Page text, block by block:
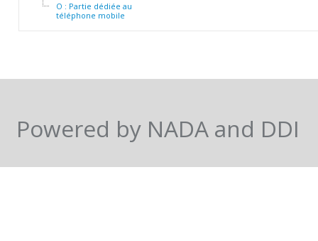
O : Partie dédiée au
téléphone mobile
Powered by NADA and DDI